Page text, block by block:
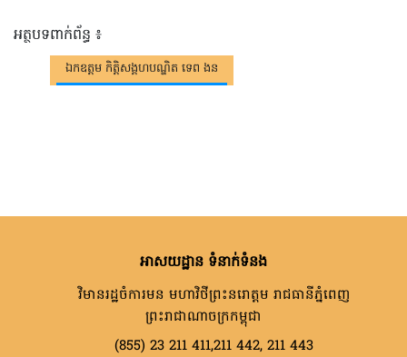
អត្ថបទពាក់ព័ន្ធ ៖
ឯកឧត្តម កិត្តិសង្គហបណ្ឌិត ទេព ងន
អាសយដ្ឋាន ទំនាក់ទំនង
វិមានរដ្ឋចំការមន មហាវិថីព្រះនរោត្តម រាជធានីភ្នំពេញ
ព្រះរាជាណាចក្រកម្ពុជា
(855) 23 211 411,211 442, 211 443